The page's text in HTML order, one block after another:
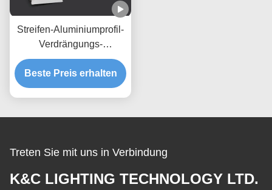
Streifen-Aluminiumprofil-
Verdrängungs-
Wohnungs-Kanal 6063
T5 LED
Beste Preis erhalten
Treten Sie mit uns in Verbindung
K&C LIGHTING TECHNOLOGY LTD.